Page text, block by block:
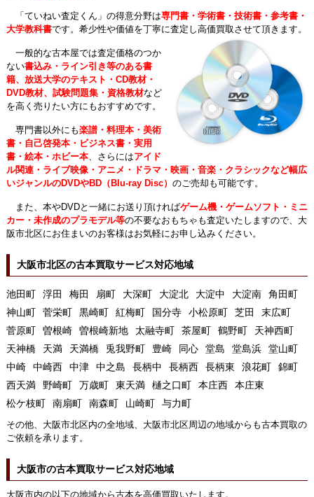
「ていねい査定くん」の得意分野は専門書・学術書・技術書・参考書・
大学教科書です。希少性や価値を丁寧に査定し高価買取させて頂きます。
一般的な古本屋では査定価格のつか
ない書込み・ライン引き等のある書
籍、放送大学のテキスト・CD教材・
DVD教材、試験問題集・資格教材など
を高く売りたい方にもおすすめです。
専門書以外にも楽譜・料理本・美術
書・自己啓発本・ビジネス書・実用
書・絵本・ホビー本、さらにはアイド
ル関連・ライブ映像・アニメ・ドラマ・映画・音楽・クラシックなど幅広
いジャンルのDVDやBD（Blu-ray Disc） のご売却も可能です。
また、本やDVDと一緒にお送り頂ければゲーム機・ゲームソフト・ミニ
カー・未作成のプラモデル等の不要なおもちゃも査定いたしますので、大
阪市北区にお住まいのお客様はお気軽にお申し込みください。
大阪市北区の古本買取サービス対応地域
池田町 浮田 梅田 扇町 大深町 大淀北 大淀中 大淀南
角田町
神山町
菅栄町 黒崎町 紅梅町 国分寺 小松原町 芝田
末広町
菅原町
曽根崎 曽根崎新地 太融寺町 茶屋町 鶴野町
天神西町
天神橋
天満 天満橋 兎我野町 豊崎 同心 堂島 堂島浜
堂山町
中崎
中崎西 中津 中之島 長柄中 長柄西 長柄東 浪花町
錦町
西天満
野崎町 万歳町 東天満 樋之口町 本庄西
本庄東
松ケ枝町
南扇町 南森町 山崎町 与力町
その他、大阪市北区内の全地域、大阪市北区周辺の地域からも古本買取の
ご依頼を承ります。
大阪市の古本買取サービス対応地域
大阪市内の以下の地域から古本を高価買取いたします。